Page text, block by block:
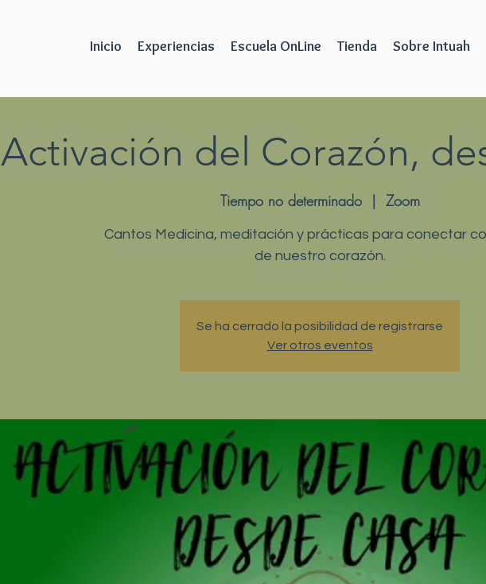
Inicio Experiencias Escuela OnLine Tienda Sobre Intuah
Activación del Corazón,
Tiempo no determinado
  |
Zoom
Cantos Medicina, meditación y prácticas para conectar
de nuestro corazón.
Se ha cerrado la posibilidad de registrarse
Ver otros eventos